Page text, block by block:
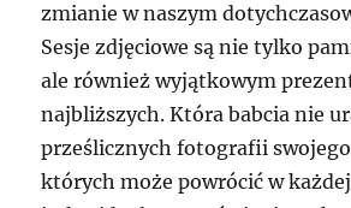
zmianie w naszym
Sesje zdjęciowe są nie tylko
ale również wyjątkowym
najbliższych. Która babcia nie
prześlicznych fotografii
których może powrócić w